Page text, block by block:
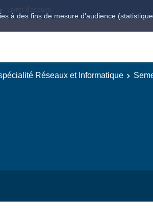
à des fins de mesure d'audience
Livret d'accueil
Réseaux et Informatique